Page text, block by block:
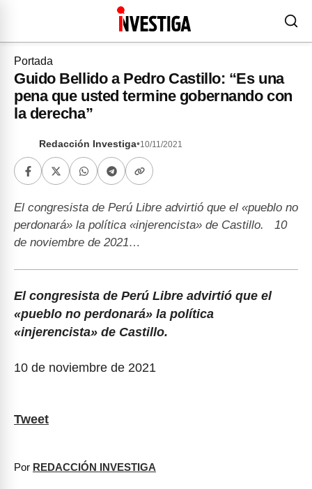
Portada
Guido Bellido a Pedro Castillo: “Es una
pena que usted termine gobernando con
la derecha”
Redacción Investiga•10/11/2021
El congresista de Perú Libre advirtió que el «pueblo no
perdonará» la política «injerencista» de Castillo. 10
de noviembre de 2021…
El congresista de Perú Libre advirtió que el
«pueblo no perdonará» la política
«injerencista» de Castillo.
10 de noviembre de 2021
Tweet
Por REDACCIÓN INVESTIGA